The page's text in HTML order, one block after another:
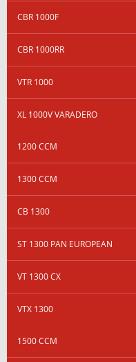
CBR 1000F
CBR 1000RR
VTR 1000
XL 1000V VARADERO
1200 CCM
1300 CCM
CB 1300
ST 1300 PAN EUROPEAN
VT 1300 CX
VTX 1300
1500 CCM